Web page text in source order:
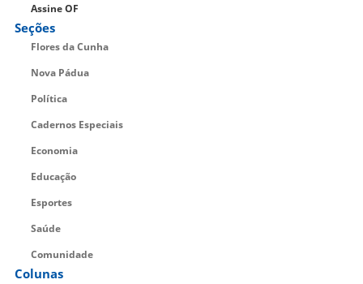
Assine OF
Seções
Flores da Cunha
Nova Pádua
Política
Cadernos Especiais
Economia
Educação
Esportes
Saúde
Comunidade
Colunas